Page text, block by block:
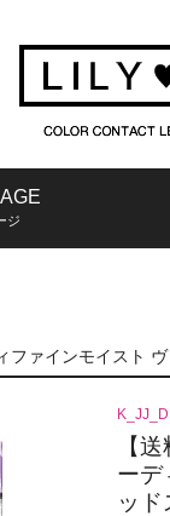
ファインモイスト
【
ーデ
ッ
ジ